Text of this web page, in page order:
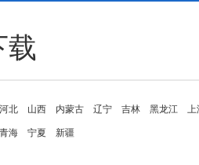
河北 山西 内蒙古 辽宁 吉林 黑龙江
青海 宁夏 新疆